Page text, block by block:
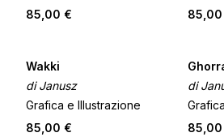
85,00 €
85,00
Wakki
di Janusz
Grafica e Illustrazione
85,00 €
di
85,00